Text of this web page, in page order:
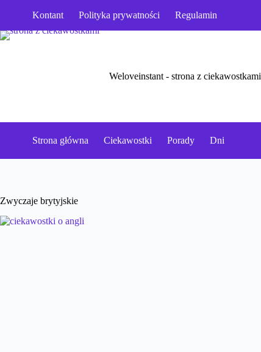
Kontant Polityka prywatności Regulamin
Weloveinstant - strona z ciekawostkami
Strona główna Ciekawostki Porady Dni
Zwyczaje brytyjskie